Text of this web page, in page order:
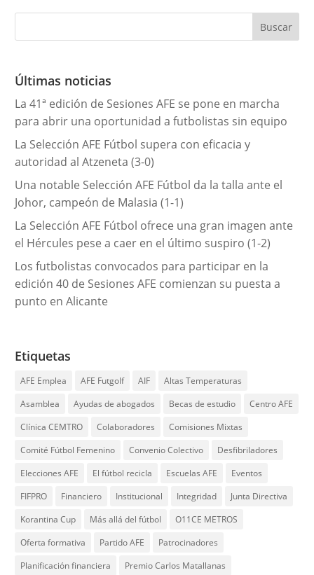
g
r
a
s
Últimas noticias
La 41ª edición de Sesiones AFE se pone en marcha
para abrir una oportunidad a futbolistas sin equipo
La Selección AFE Fútbol supera con eficacia y
autoridad al Atzeneta (3-0)
Una notable Selección AFE Fútbol da la talla ante el
Johor, campeón de Malasia (1-1)
La Selección AFE Fútbol ofrece una gran imagen ante
el Hércules pese a caer en el último suspiro (1-2)
Los futbolistas convocados para participar en la
edición 40 de Sesiones AFE comienzan su puesta a
punto en Alicante
Etiquetas
AFE Emplea AFE Futgolf AIF
Altas Temperaturas
Asamblea
Ayudas de abogados Becas de estudio
Centro AFE
Clínica CEMTRO
Colaboradores
Comisiones Mixtas
Comité Fútbol Femenino
Convenio Colectivo
Desfibriladores
Elecciones AFE
El fútbol recicla Escuelas AFE
Eventos
FIFPRO
Financiero Institucional Integridad
Junta Directiva
Korantina Cup
Más allá del fútbol
O11CE METROS
Oferta formativa
Partido AFE
Patrocinadores
Planificación financiera
Premio Carlos Matallanas